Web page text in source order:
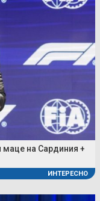
на Сардиния +
ИНТЕРЕСНО